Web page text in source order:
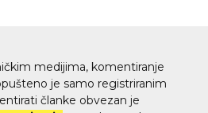
medijima, komentiranje
je samo registriranim
članke obvezan je